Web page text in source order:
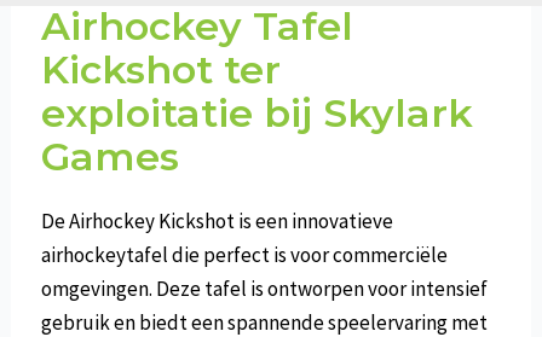
Airhockey Tafel
Kickshot ter
exploitatie bij Skylark
Games
De Airhockey Kickshot is een innovatieve
airhockeytafel die perfect is voor commerciële
omgevingen. Deze tafel is ontworpen voor intensief
gebruik en biedt een spannende speelervaring met